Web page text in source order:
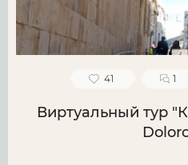
41 1
Виртуальный тур